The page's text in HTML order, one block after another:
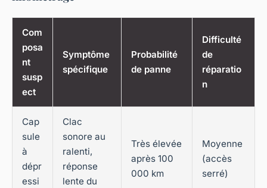
Com
posa
nt
susp
ect
Symptôme
spécifique
Probabilité
de panne
Difficulté
de
réparatio
n
Cap
sule
à
dépr
essi
Clac
sonore au
ralenti,
réponse
lente du
Très élevée
après 100
000 km
Moyenne
(accès
serré)